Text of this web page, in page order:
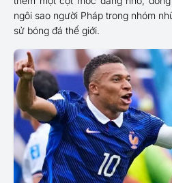
ngôi sao người Pháp trong nhóm
sử bóng đá thế giới.